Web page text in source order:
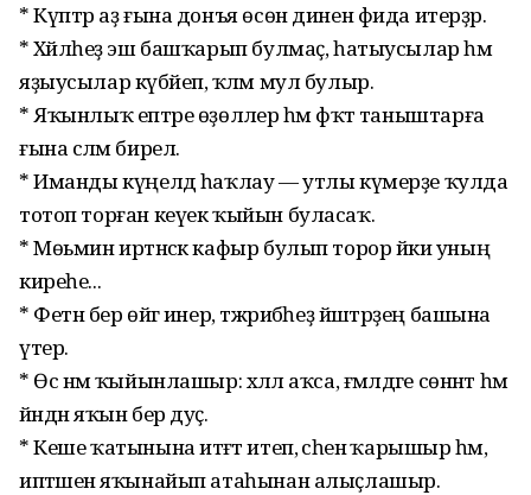
* Күптәр аҙ ғына донъя өсөн динен фида итерҙәр.
* Хәйләһеҙ эш башҡарып булмаҫ, һатыусылар һәм
яҙыусылар күбәйеп, ҡәләм мул булыр.
* Яҡынлыҡ ептәре өҙөләлер һәм фәҡәт таныштарға
ғына сәләм бирелә.
* Иманды күңелдә һаҡлау — утлы күмерҙе ҡулда
тотоп торған кеүек ҡыйын буласаҡ.
* Мөьмин иртәнсәк кафыр булып торор йәки уның
киреһе...
* Фетнә бер өйгә инер, тәжрибәһеҙ йәштәрҙең башына
үтер.
* Өс нәмә ҡыйынлашыр: хәләл аҡса, ғәмәлдәге сөннәт һәм
йәндән яҡын бер дуҫ.
* Кеше ҡатынына итәғәт итеп, әсәһенә ҡарышыр һәм,
иптәшенә яҡынайып атаһынан алыҫлашыр.